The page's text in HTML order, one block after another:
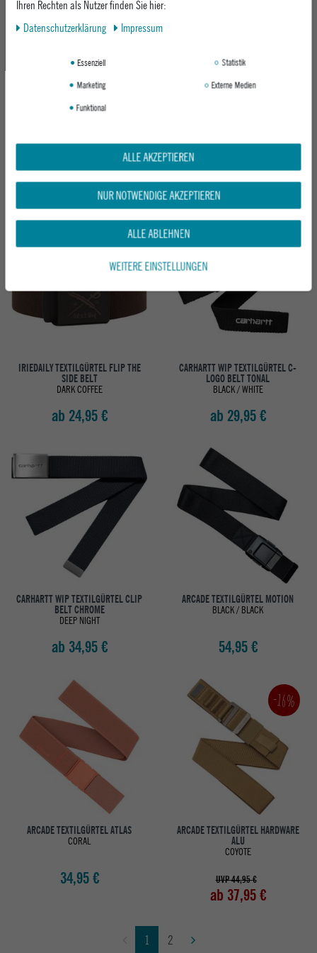
BLACK
44,95 €
IVY GREEN
ab 34,95 €
IRIEDAILY TEXTILGÜRTEL FLIP THE
SIDE BELT
DARK COFFEE
ab 24,95 €
CARHARTT WIP TEXTILGÜRTEL C-
LOGO BELT TONAL
BLACK / WHITE
ab 29,95 €
CARHARTT WIP TEXTILGÜRTEL CLIP
BELT CHROME
DEEP NIGHT
ab 34,95 €
ARCADE TEXTILGÜRTEL MOTION
BLACK / BLACK
54,95 €
ARCADE TEXTILGÜRTEL ATLAS
CORAL
34,95 €
-16%
ARCADE TEXTILGÜRTEL HARDWARE
ALU
COYOTE
UVP 44,95 €
ab 37,95 €
1 2
Ihren Rechten als Nutzer finden Sie hier:
Daten­schutz­erklärung
Impressum
Essenziell
Statistik
Marketing
Externe Medien
Funktional
ALLE AKZEPTIEREN
NUR NOTWENDIGE AKZEPTIEREN
ALLE ABLEHNEN
WEITERE EINSTELLUNGEN